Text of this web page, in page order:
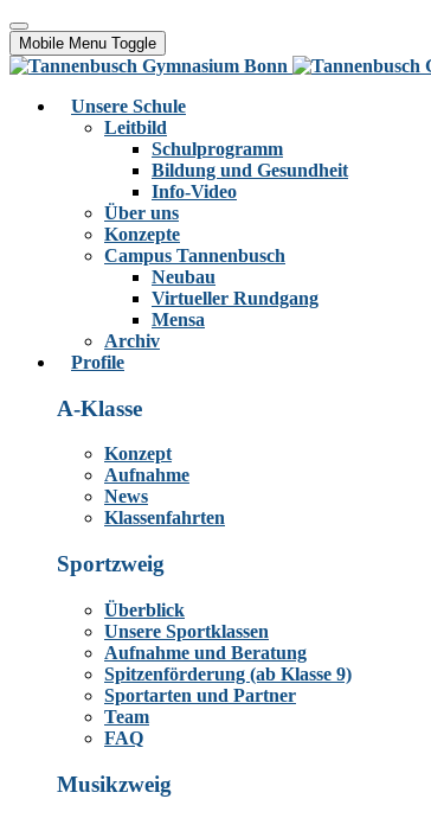
Mobile Menu Toggle
Unsere Schule
Leitbild
Schulprogramm
Bildung und Gesundheit
Info-Video
Über uns
Konzepte
Campus Tannenbusch
Neubau
Virtueller Rundgang
Mensa
Archiv
Profile
A-Klasse
Konzept
Aufnahme
News
Klassenfahrten
Sportzweig
Überblick
Unsere Sportklassen
Aufnahme und Beratung
Spitzenförderung (ab Klasse 9)
Sportarten und Partner
Team
FAQ
Musikzweig